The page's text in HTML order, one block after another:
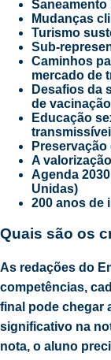
Saneamento
Mudanças
Turismo
Sub-
Caminhos
mercado de
Desafios da
de
Educação
A
Agenda
Unidas)
200 anos de
Quais são os
As redações do
competências,
final pode chegar
significativo na
nota, o aluno